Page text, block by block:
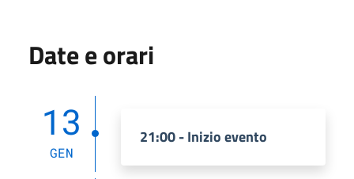
Date e orari
13
GEN
21:00 - Inizio evento